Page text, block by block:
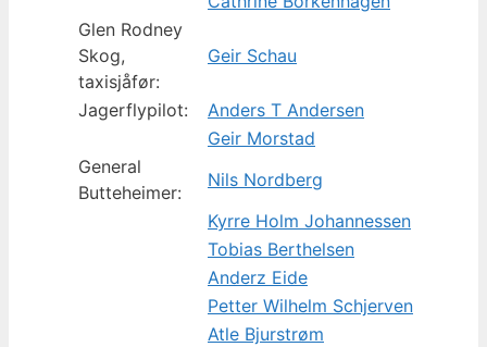
Glen Rodney
Skog,
taxisjåfør:
Geir Schau
Jagerflypilot:
Anders T Andersen
Geir Morstad
General
Butteheimer:
Nils Nordberg
Kyrre Holm Johannessen
Tobias Berthelsen
Anderz Eide
Petter Wilhelm Schjerven
Atle Bjurstrøm